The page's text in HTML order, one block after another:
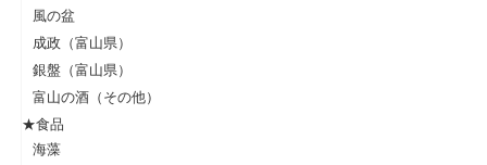
風の盆
成政（富山県）
銀盤（富山県）
富山の酒（その他）
★食品
海藻